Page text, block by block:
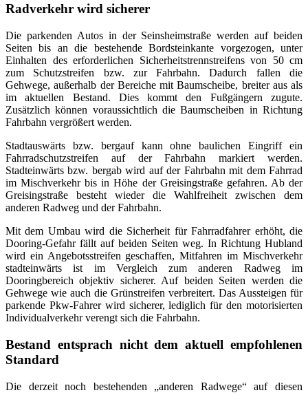
Radverkehr wird sicherer
Die parkenden Autos in der Seinsheimstraße werden auf beiden
Seiten bis an die bestehende Bordsteinkante vorgezogen, unter
Einhalten des erforderlichen Sicherheitstrennstreifens von 50 cm
zum Schutzstreifen bzw. zur Fahrbahn. Dadurch fallen die
Gehwege, außerhalb der Bereiche mit Baumscheibe, breiter aus als
im aktuellen Bestand. Dies kommt den Fußgängern zugute.
Zusätzlich können voraussichtlich die Baumscheiben in Richtung
Fahrbahn vergrößert werden.
Stadtauswärts bzw. bergauf kann ohne baulichen Eingriff ein
Fahrradschutzstreifen auf der Fahrbahn markiert werden.
Stadteinwärts bzw. bergab wird auf der Fahrbahn mit dem Fahrrad
im Mischverkehr bis in Höhe der Greisingstraße gefahren. Ab der
Greisingstraße besteht wieder die Wahlfreiheit zwischen dem
anderen Radweg und der Fahrbahn.
Mit dem Umbau wird die Sicherheit für Fahrradfahrer erhöht, die
Dooring-Gefahr fällt auf beiden Seiten weg. In Richtung Hubland
wird ein Angebotsstreifen geschaffen, Mitfahren im Mischverkehr
stadteinwärts ist im Vergleich zum anderen Radweg im
Dooringbereich objektiv sicherer. Auf beiden Seiten werden die
Gehwege wie auch die Grünstreifen verbreitert. Das Aussteigen für
parkende Pkw-Fahrer wird sicherer, lediglich für den motorisierten
Individualverkehr verengt sich die Fahrbahn.
Bestand entsprach nicht dem aktuell empfohlenen
Standard
Die derzeit noch bestehenden „anderen Radwege“ auf diesen